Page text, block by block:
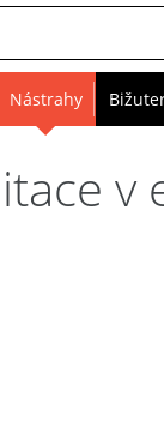
Nástrahy
v